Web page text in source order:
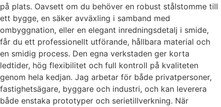
på plats. Oavsett om du behöver en robust stålstomme till
ett bygge, en säker avväxling i samband med
ombyggnation, eller en elegant inredningsdetalj i smide,
får du ett professionellt utförande, hållbara material och
en smidig process. Den egna verkstaden ger korta
ledtider, hög flexibilitet och full kontroll på kvaliteten
genom hela kedjan. Jag arbetar för både privatpersoner,
fastighetsägare, byggare och industri, och kan leverera
både enstaka prototyper och serietillverkning. När